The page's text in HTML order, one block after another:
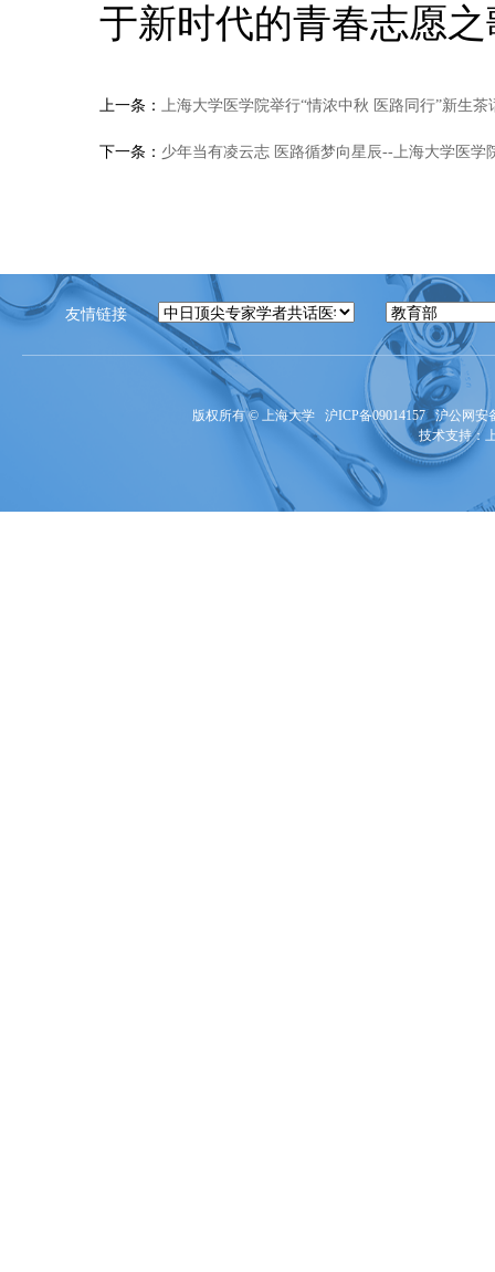
于新时代的青春志愿
上一条： 上海大学医学院举行“情浓中秋 医路同行”新生茶
下一条： 少年当有凌云志 医路循梦向星辰--上海大学医学
友情链接
版权所有 © 上海大学 沪ICP备09014157 沪公网安
技术支持：